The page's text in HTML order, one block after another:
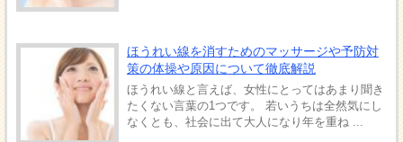
ほうれい線を消すためのマッサージや予防対
策の体操や原因について徹底解説
ほうれい線と言えば、女性にとってはあまり聞き
たくない言葉の1つです。 若いうちは全然気にし
なくとも、社会に出て大人になり年を重ね ...